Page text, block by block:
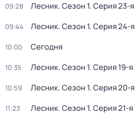
09:28 Лесник. Сезон 1. Серия 23-я
09:44 Лесник. Сезон 1. Серия 24-я
10:00 Сегодня
10:35 Лесник. Сезон 1. Серия 19-я
10:59 Лесник. Сезон 1. Серия 20-я
11:23 Лесник. Сезон 1. Серия 21-я